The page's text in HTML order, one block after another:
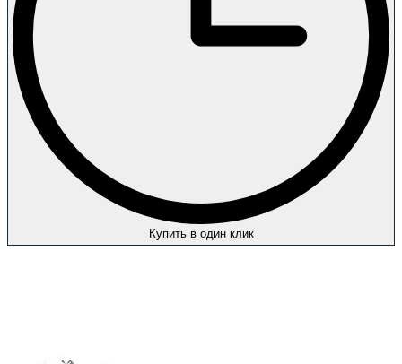
Купить в один клик